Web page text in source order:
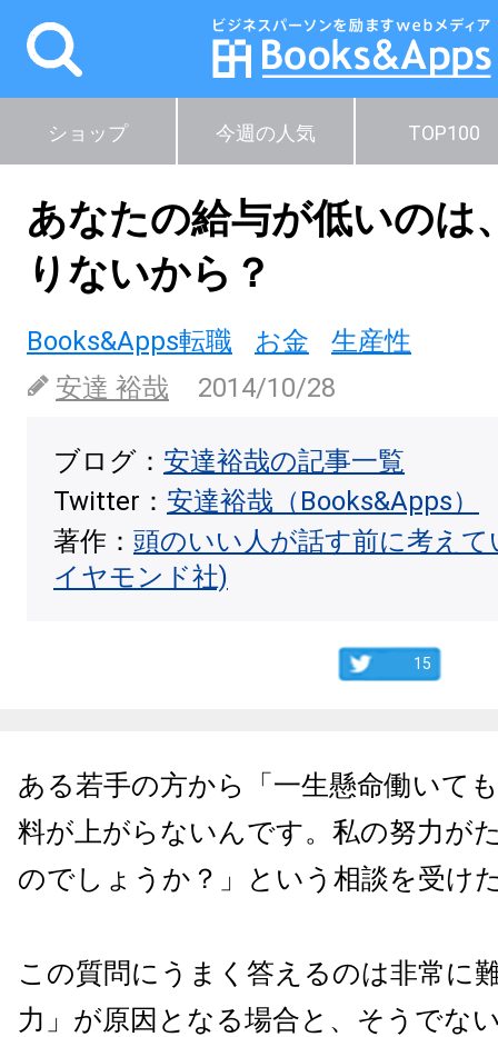
ショップ 今週の人気 TOP100
あなたの給与が低いのは
りないから？
Books&Apps転職 お金
生産性
安達 裕哉
2014/10/28
ブログ： 安達裕哉の記事一覧
Twitter： 安達裕哉（Books&Apps）
著作： 頭のいい人が話す前に考え
イヤモンド社)
15
ある若手の方から「一生懸命働いて
料が上がらないんです。私の努力が
のでしょうか？」という相談を受け
この質問にうまく答えるのは非常に
力」が原因となる場合と、そうでな